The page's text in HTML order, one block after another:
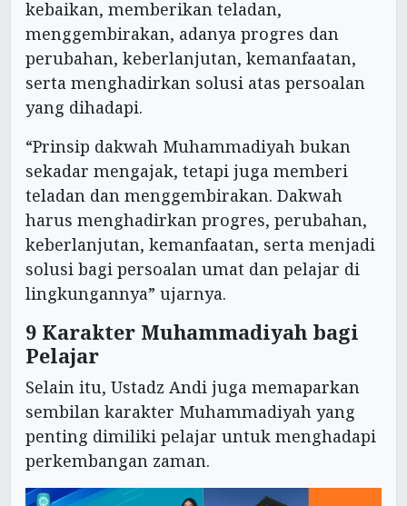
kebaikan, memberikan teladan,
menggembirakan, adanya progres dan
perubahan, keberlanjutan, kemanfaatan,
serta menghadirkan solusi atas persoalan
yang dihadapi.
“Prinsip dakwah Muhammadiyah bukan
sekadar mengajak, tetapi juga memberi
teladan dan menggembirakan. Dakwah
harus menghadirkan progres, perubahan,
keberlanjutan, kemanfaatan, serta menjadi
solusi bagi persoalan umat dan pelajar di
lingkungannya” ujarnya.
9 Karakter Muhammadiyah bagi
Pelajar
Selain itu, Ustadz Andi juga memaparkan
sembilan karakter Muhammadiyah yang
penting dimiliki pelajar untuk menghadapi
perkembangan zaman.